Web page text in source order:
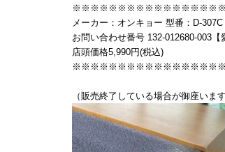
メーカー：オンキョー 型番：D-307C
お問い合わせ番号 132-012680-003【
店頭価格5,990円(税込)
（販売終了している場合が御座います